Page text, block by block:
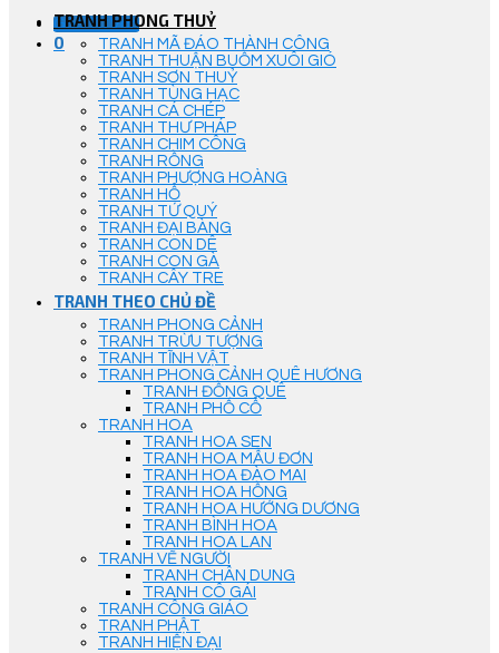
Góc Tư Vấn
0
TRANH PHONG THUỶ
TRANH MÃ ĐÁO THÀNH CÔNG
TRANH THUẬN BUỒM XUÔI GIÓ
TRANH SƠN THUỶ
TRANH TÙNG HẠC
TRANH CÁ CHÉP
TRANH THƯ PHÁP
TRANH CHIM CÔNG
TRANH RỒNG
TRANH PHƯỢNG HOÀNG
TRANH HỔ
TRANH TỨ QUÝ
TRANH ĐẠI BÀNG
TRANH CON DÊ
TRANH CON GÀ
TRANH CÂY TRE
TRANH THEO CHỦ ĐỀ
TRANH PHONG CẢNH
TRANH TRỪU TƯỢNG
TRANH TĨNH VẬT
TRANH PHONG CẢNH QUÊ HƯƠNG
TRANH ĐỒNG QUÊ
TRANH PHỐ CỔ
TRANH HOA
TRANH HOA SEN
TRANH HOA MẪU ĐƠN
TRANH HOA ĐÀO MAI
TRANH HOA HỒNG
TRANH HOA HƯỚNG DƯƠNG
TRANH BÌNH HOA
TRANH HOA LAN
TRANH VẼ NGƯỜI
TRANH CHÂN DUNG
TRANH CÔ GÁI
TRANH CÔNG GIÁO
TRANH PHẬT
TRANH HIỆN ĐẠI